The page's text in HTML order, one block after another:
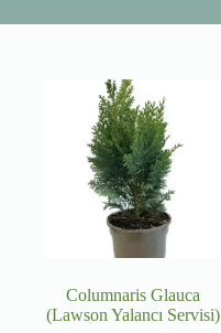
Columnaris Glauca
(Lawson Yalancı Servisi)